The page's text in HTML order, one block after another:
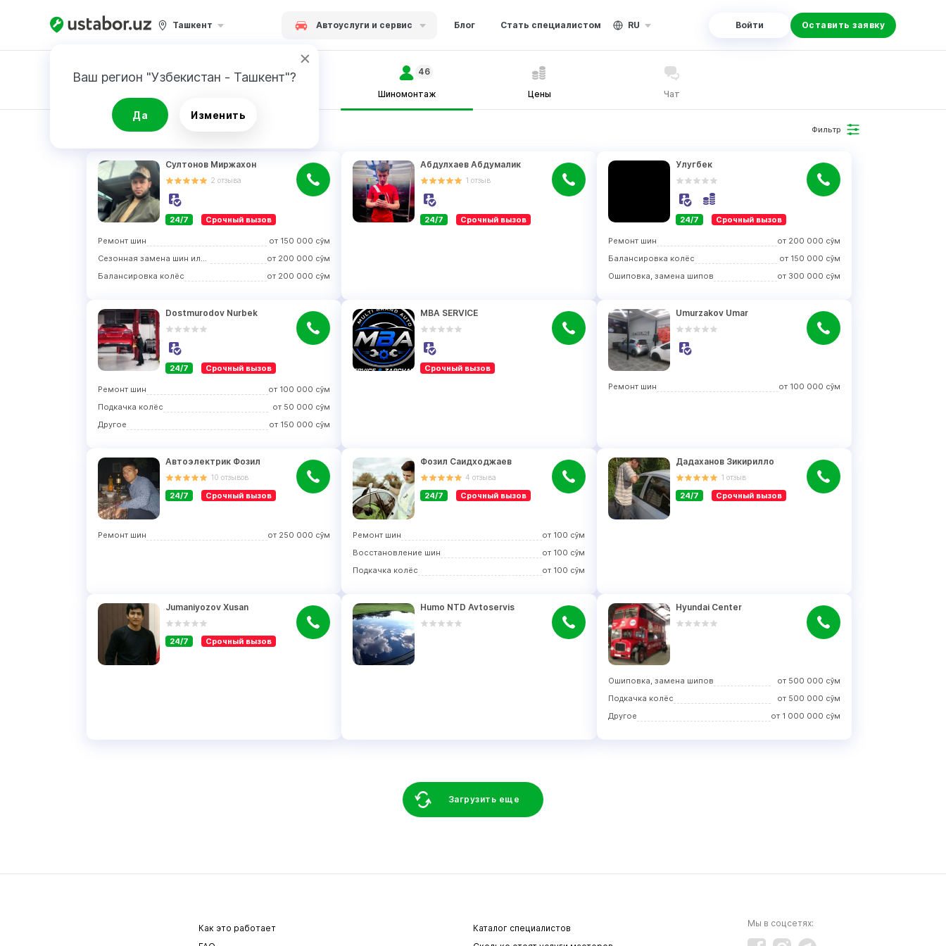
Ташкент Автоуслуги и сервис Блог Стать специалистом RU Войти Оставить заявку
Ваш регион "Узбекистан - Ташкент"?
Да Изменить
Шиномонтаж
46
Цены Чат
РЕЗУЛЬТАТ Фильтр
Султонов Миржахон
2 отзыва
24/7 Срочный вызов
Ремонт шин от 150 000 сўм
Сезонная замена шин или колёс
от 200 000 сўм
Балансировка колёс
от 200 000 сўм
Абдулхаев Абдумалик
1отзыв
24/7 Срочный вызов
Улугбек
24/7 Срочный вызов
Ремонт шин от 200 000 сўм
Балансировка колёс
от 150 000 сўм
Ошиповка, замена шипов
от 300 000 сўм
Dostmurodov Nurbek
24/7 Срочный вызов
Ремонт шин от 100 000 сўм
Подкачка колёс
от 50 000 сўм
Другое
от 150 000 сўм
MBA SERVICE
Срочный вызов
Umurzakov Umar
Ремонт шин от 100 000 сўм
Автоэлектрик Фозил
10 отзывов
24/7 Срочный вызов
Ремонт шин от 250 000 сўм
Фозил Саидходжаев
4отзыва
24/7 Срочный вызов
Ремонт шин от 100 сўм
Восстановление шин
от 100 сўм
Подкачка колёс
от 100 сўм
Дадаханов Зикирилло
1 отзыв
24/7 Срочный вызов
Jumaniyozov Xusan
24/7 Срочный вызов
Humo NTD Avtoservis Hyundai Center
Ошиповка, замена шипов от 500 000 сўм
Подкачка колёс
от 500 000 сўм
Другое
от 1 000 000 сўм
Загрузить еще
Как это работает
Каталог специалистов
Мы в соцсетях: